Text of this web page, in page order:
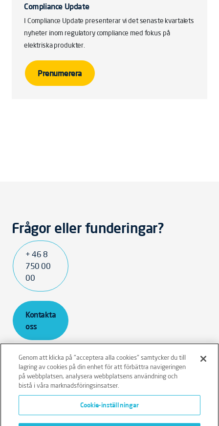
Compliance Update
I Compliance Update presenterar vi det senaste kvartalets
nyheter inom regulatory compliance med fokus på
elektriska produkter.
Prenumerera
Frågor eller funderingar?
+ 46 8
750 00
00
Kontakta
oss
Ansvarsfriskrivning Policies
Integritetspolicy
Cookies
Klagomålshantering
Genom att klicka på "acceptera alla cookies" samtycker du till
lagring av cookies på din enhet för att förbättra navigeringen
på webbplatsen, analysera webbplatsens användning och
bistå i våra marknadsföringsinsatser.
Cookie-inställningar